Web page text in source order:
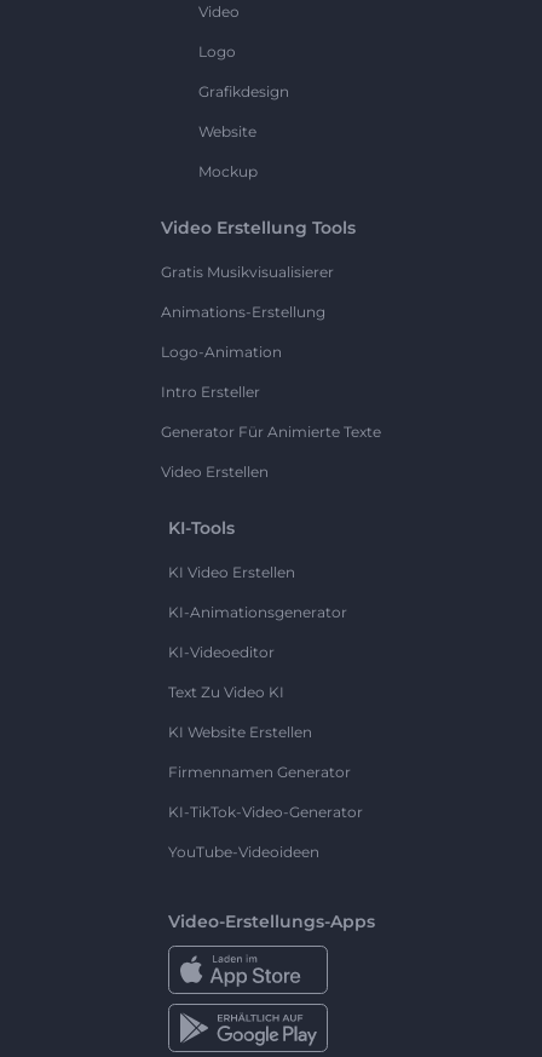
Video
Logo
Grafikdesign
Website
Mockup
Video Erstellung Tools
Gratis Musikvisualisierer
Animations-Erstellung
Logo-Animation
Intro Ersteller
Generator Für Animierte Texte
Video Erstellen
KI-Tools
KI Video Erstellen
KI-Animationsgenerator
KI-Videoeditor
Text Zu Video KI
KI Website Erstellen
Firmennamen Generator
KI-TikTok-Video-Generator
YouTube-Videoideen
Video-Erstellungs-Apps